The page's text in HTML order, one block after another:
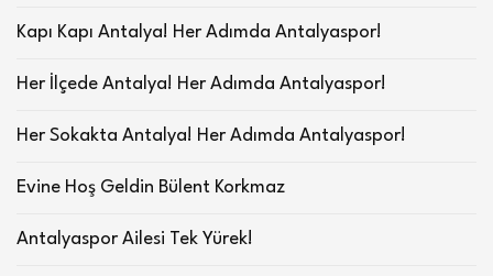
Kapı Kapı Antalya! Her Adımda Antalyaspor!
Her İlçede Antalya! Her Adımda Antalyaspor!
Her Sokakta Antalya! Her Adımda Antalyaspor!
Evine Hoş Geldin Bülent Korkmaz
Antalyaspor Ailesi Tek Yürek!